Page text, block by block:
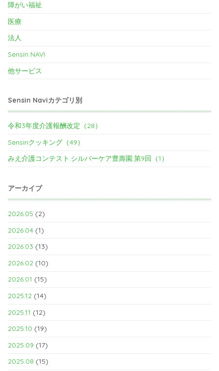
障がい福祉
医療
法人
Sensin NAVI
他サービス
Sensin Naviカテゴリ別
令和3年度介護報酬改定（28）
Sensinクッキング（49）
みえ介護コンテスト.シルバーケア豊壽園.第9回（1）
アーカイブ
2026.05 (2)
2026.04 (1)
2026.03 (13)
2026.02 (10)
2026.01 (15)
2025.12 (14)
2025.11 (12)
2025.10 (19)
2025.09 (17)
2025.08 (15)